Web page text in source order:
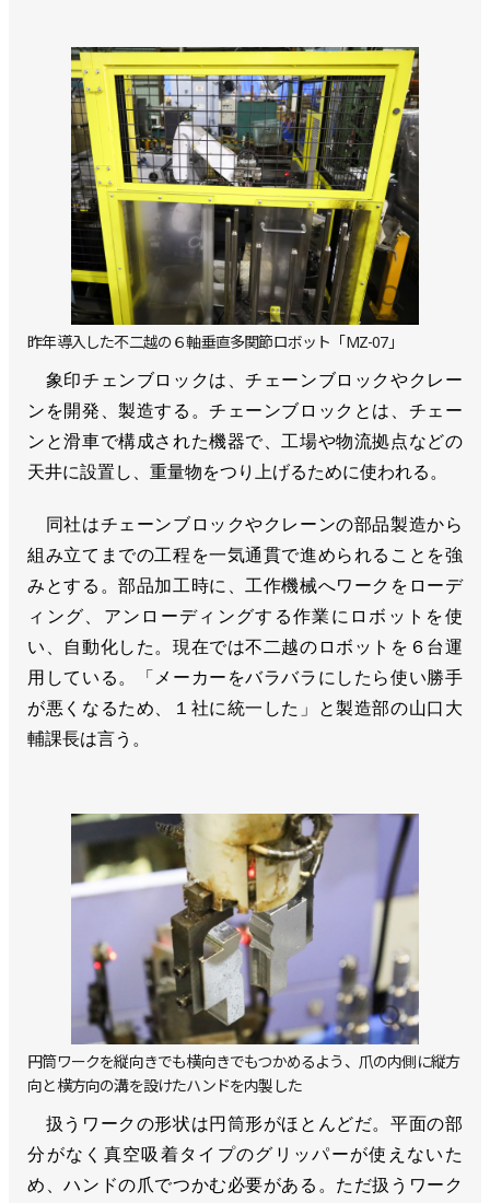
昨年導入した不二越の６軸垂直多関節ロボット「MZ-07」
象印チェンブロックは、チェーンブロックやクレー
ンを開発、製造する。チェーンブロックとは、チェー
ンと滑車で構成された機器で、工場や物流拠点などの
天井に設置し、重量物をつり上げるために使われる。
同社はチェーンブロックやクレーンの部品製造から
組み立てまでの工程を一気通貫で進められることを強
みとする。部品加工時に、工作機械へワークをローデ
ィング、アンローディングする作業にロボットを使
い、自動化した。現在では不二越のロボットを６台運
用している。「メーカーをバラバラにしたら使い勝手
が悪くなるため、１社に統一した」と製造部の山口大
輔課長は言う。
円筒ワークを縦向きでも横向きでもつかめるよう、爪の内側に縦方
向と横方向の溝を設けたハンドを内製した
扱うワークの形状は円筒形がほとんどだ。平面の部
分がなく真空吸着タイプのグリッパーが使えないた
め、ハンドの爪でつかむ必要がある。ただ扱うワーク